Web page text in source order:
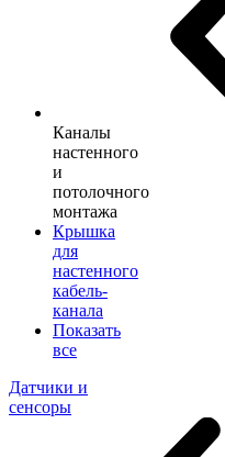
Каналы
настенного
и
потолочного
монтажа
Крышка
для
настенного
кабель-
канала
Показать
все
Датчики и
сенсоры